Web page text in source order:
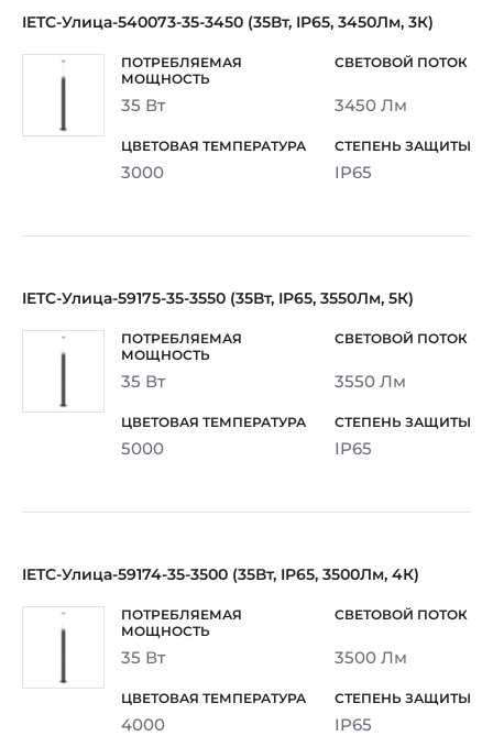
IETC-Улица-540073-35-3450 (35Вт, IP65, 3450Лм, 3К)
35 Вт 3450 Лм
3000 IP65
IETC-Улица-59175-35-3550 (35Вт, IP65, 3550Лм, 5К)
35 Вт 3550 Лм
5000 IP65
IETC-Улица-59174-35-3500 (35Вт, IP65, 3500Лм, 4К)
35 Вт 3500 Лм
4000 IP65